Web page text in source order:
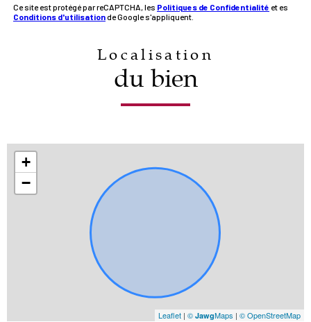
Ce site est protégé par reCAPTCHA, les Politiques de Confidentialité et es
Conditions d'utilisationde Google s'appliquent.
Localisation
du bien
+
−
Leaflet | © JawgMaps | © OpenStreetMap